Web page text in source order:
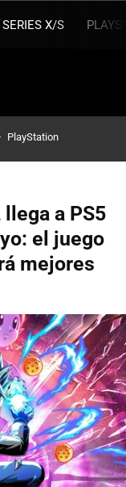
SERIES X/S
PlayStation
a PS5
el juego
mejores